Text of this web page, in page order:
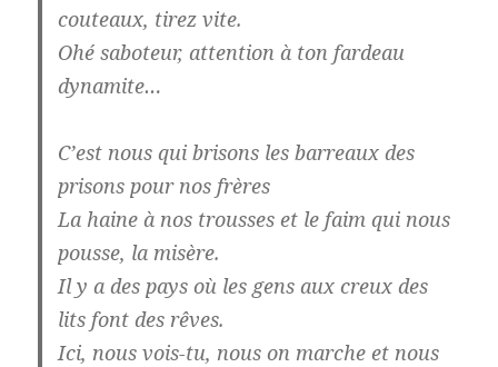
couteaux, tirez vite.
Ohé saboteur, attention à ton fardeau
dynamite…
C’est nous qui brisons les barreaux des
prisons pour nos frères
La haine à nos trousses et le faim qui nous
pousse, la misère.
Il y a des pays où les gens aux creux des
lits font des rêves.
Ici, nous vois-tu, nous on marche et nous